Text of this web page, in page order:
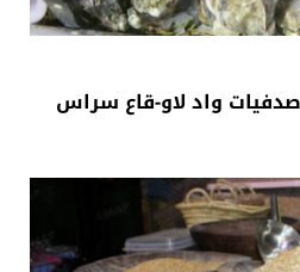
واد لاو-قاع سراس